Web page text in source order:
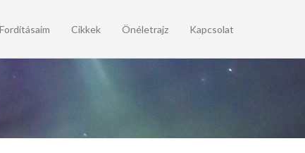
Fordításaim Cikkek Önéletrajz Kapcsolat